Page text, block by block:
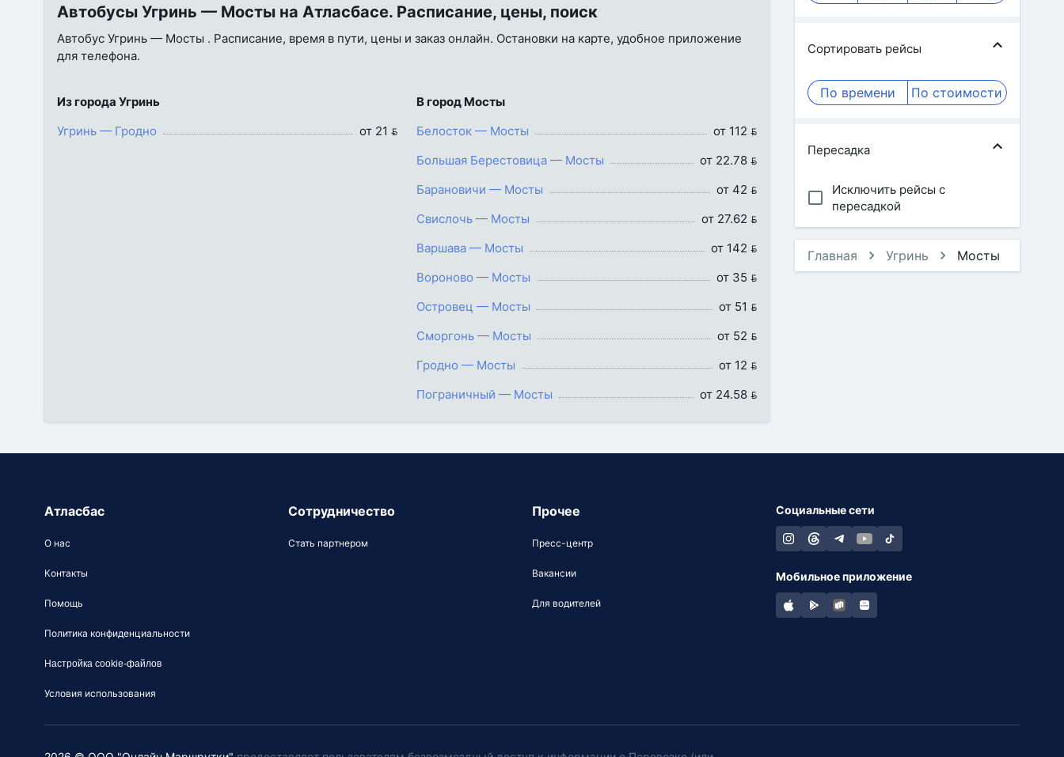
Автобусы Угринь — Мосты на Атласбасе. Расписание, цены, поиск
Автобус Угринь — Мосты . Расписание, время в пути, цены и заказ онлайн. Остановки на карте, удобное приложение
для телефона.
Из города Угринь
Угринь — Гродно
от 21 
В город Мосты
Белосток — Мосты
от 112 
Большая Берестовица — Мосты
от 22.78 
Барановичи — Мосты
от 42 
Свислочь — Мосты
от 27.62 
Варшава — Мосты
от 142 
Вороново — Мосты
от 35 
Островец — Мосты
от 51 
Сморгонь — Мосты
от 52 
Гродно — Мосты
от 12 
Пограничный — Мосты
от 24.58 
Сортировать рейсы
По времени По стоимости
Пересадка
Исключить рейсы с
пересадкой
Главная Угринь Мосты
Атласбас
О нас
Контакты
Помощь
Политика конфиденциальности
Настройка cookie-файлов
Условия использования
Сотрудничество
Стать партнером
Прочее
Пресс-центр
Вакансии
Для водителей
Социальные сети
Мобильное приложение